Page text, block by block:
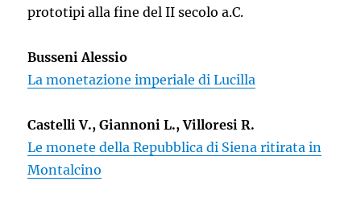
prototipi alla fine del II secolo a.C.
Busseni Alessio
La monetazione imperiale di Lucilla
Castelli V., Giannoni L., Villoresi R.
Le monete della Repubblica di Siena ritirata in
Montalcino